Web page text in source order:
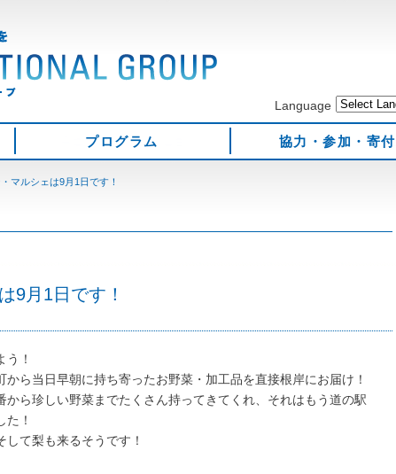
Language
プログラム 協力・参加・寄付
マルシェは9月1日です！
9月1日です！
！
ら当日早朝に持ち寄ったお野菜・加工品を直接根岸にお届け！
から珍しい野菜までたくさん持ってきてくれ、それはもう道の駅
た！
て梨も来るそうです！